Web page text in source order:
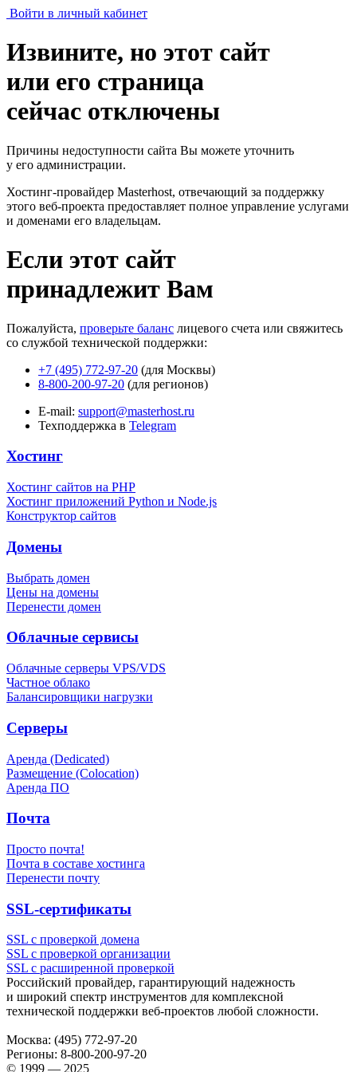
Войти в личный кабинет
Извините, но этот сайт
или его страница
сейчас отключены
Причины недоступности сайта Вы можете уточнить
у его администрации.
Хостинг-провайдер Masterhost, отвечающий за поддержку
этого веб-проекта предоставляет полное управление услугами
и доменами его владельцам.
Если этот сайт
принадлежит Вам
Пожалуйста, проверьте баланс лицевого счета или свяжитесь
со службой технической поддержки:
+7 (495) 772-97-20 (для Москвы)
8-800-200-97-20 (для регионов)
E-mail: support@masterhost.ru
Техподдержка в Telegram
Хостинг
Хостинг сайтов на PHP
Хостинг приложений Python и Node.js
Конструктор сайтов
Домены
Выбрать домен
Цены на домены
Перенести домен
Облачные сервисы
Облачные серверы VPS/VDS
Частное облако
Балансировщики нагрузки
Серверы
Аренда (Dedicated)
Размещение (Colocation)
Аренда ПО
Почта
Просто почта!
Почта в составе хостинга
Перенести почту
SSL-сертификаты
SSL с проверкой домена
SSL с проверкой организации
SSL с расширенной проверкой
Российский провайдер, гарантирующий надежность
и широкий спектр инструментов для комплексной
технической поддержки веб-проектов любой сложности.
Москва: (495) 772-97-20
Регионы: 8-800-200-97-20
© 1999 — 2025